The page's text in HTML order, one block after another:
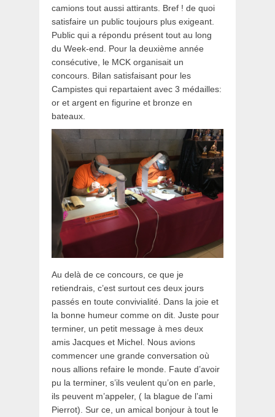
camions tout aussi attirants. Bref ! de quoi
satisfaire un public toujours plus exigeant.
Public qui a répondu présent tout au long
du Week-end. Pour la deuxième année
consécutive, le MCK organisait un
concours. Bilan satisfaisant pour les
Campistes qui repartaient avec 3 médailles:
or et argent en figurine et bronze en
bateaux.
Au delà de ce concours, ce que je
retiendrais, c’est surtout ces deux jours
passés en toute convivialité. Dans la joie et
la bonne humeur comme on dit. Juste pour
terminer, un petit message à mes deux
amis Jacques et Michel. Nous avions
commencer une grande conversation où
nous allions refaire le monde. Faute d’avoir
pu la terminer, s’ils veulent qu’on en parle,
ils peuvent m’appeler, ( la blague de l’ami
Pierrot). Sur ce, un amical bonjour à tout le